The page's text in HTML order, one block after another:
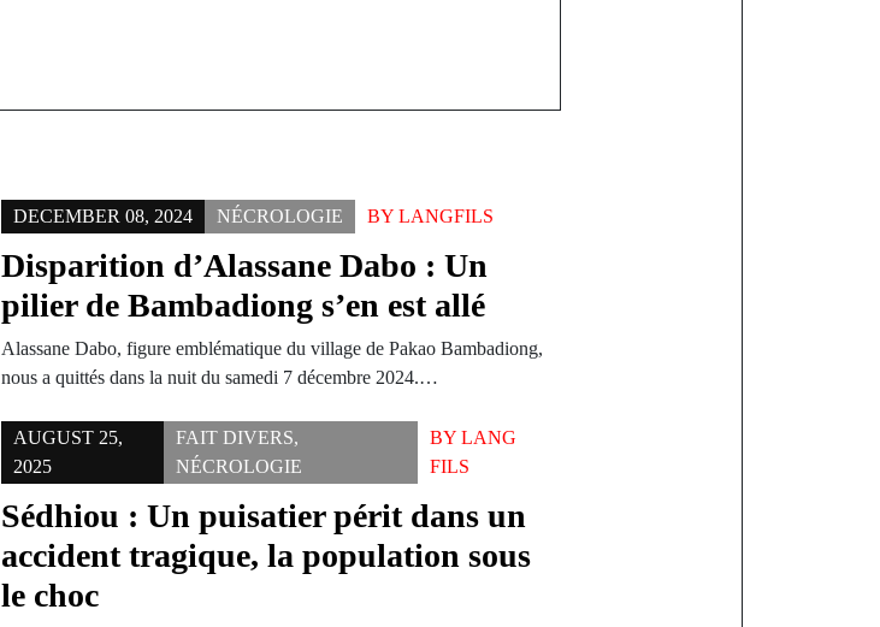
DECEMBER 08, 2024 NÉCROLOGIE BYLANGFILS
Disparition d’Alassane Dabo : Un
pilier de Bambadiong s’en est allé
Alassane Dabo, figure emblématique du village de Pakao Bambadiong,
nous a quittés dans la nuit du samedi 7 décembre 2024.…
AUGUST 25,
2025
FAIT DIVERS,
NÉCROLOGIE
BYLANG
FILS
Sédhiou : Un puisatier périt dans un
accident tragique, la population sous
le choc